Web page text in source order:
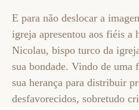
E para não deslocar a
igreja apresentou aos fiéis a
Nicolau, bispo turco da
sua bondade. Vindo de
sua herança para distribuir
desfavorecidos, sobretudo